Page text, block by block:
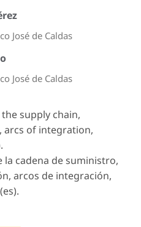
José de Caldas
José de Caldas
supply chain,
of integration,
la cadena de suministro,
arcos de integración,